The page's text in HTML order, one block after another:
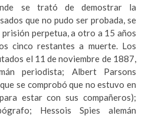
se trató de demostrar la
que no pudo ser probada, se
perpetua, a otro a 15 años
cinco restantes a muerte. Los
el 11 de noviembre de 1887,
periodista; Albert Parsons
se comprobó que no estuvo en
estar con sus compañeros);
Hessois Spies alemán